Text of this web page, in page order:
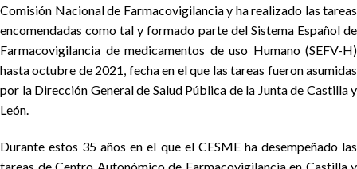
Comisión Nacional de Farmacovigilancia y ha realizado las tareas
encomendadas como tal y formado parte del Sistema Español de
Farmacovigilancia de medicamentos de uso Humano (SEFV-H)
hasta octubre de 2021, fecha en el que las tareas fueron asumidas
por la Dirección General de Salud Pública de la Junta de Castilla y
León.
Durante estos 35 años en el que el CESME ha desempeñado las